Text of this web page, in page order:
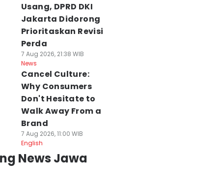
Usang, DPRD DKI
Jakarta Didorong
Prioritaskan Revisi
Perda
7 Aug 2026, 21:38 WIB
News
Cancel Culture:
Why Consumers
Don't Hesitate to
Walk Away From a
Brand
7 Aug 2026, 11:00 WIB
English
News Jawa